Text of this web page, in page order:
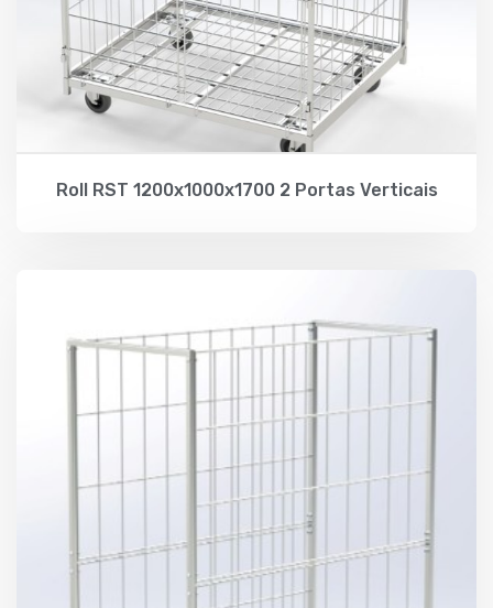
Roll RST 1200x1000x1700 2 Portas Verticais